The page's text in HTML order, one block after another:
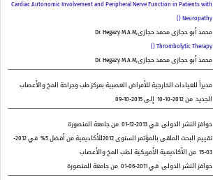
Cardiac Autonomic Involvement and Peripheral Nerve Function in Patients with
Neuropathy ()
محمد أبو حجازى محمد حجازى,Dr. Hegazy M.A.M
Thrombolytic Therapy ()
محمد أبو حجازى محمد حجازى,Dr. Hegazy M.A.M
مديراً للعيادات الخارجية للأمراض العصبية بمركز طب وجراحة المخ والأعصاب
الجديد من 2012-10-10 إلى 2015-10-09
حوافز النشر الدولى في 2013-12-01
من جامعة المنصورة
تقييم البحث الملقى بالمؤتمر السنوى 2012للأكاديمية من أفضل 5%
في 2012-
03-15
من الأكاديمية الأمريكية لطب المخ والأعصاب
حوافز النشر الدولى في 2011-06-01 من جامعة المنصورة